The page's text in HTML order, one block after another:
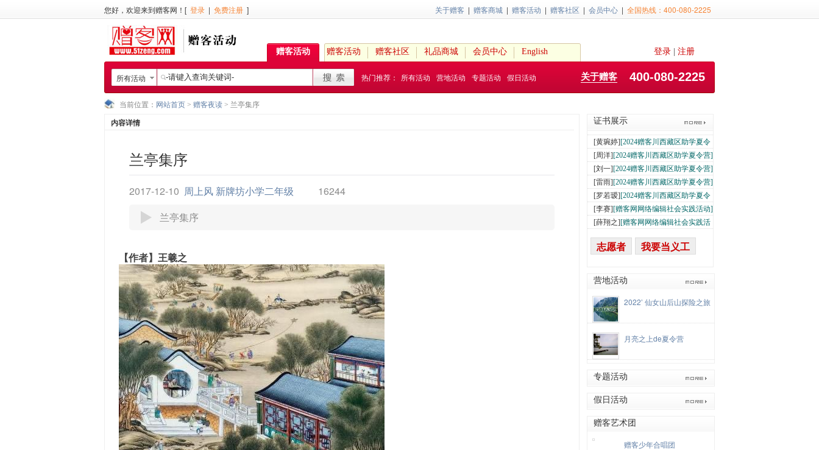
您好，欢迎来到赠客网！[ 登录 | 免费注册 ] 关于赠客 | 赠客商城 | 赠客活动 | 赠客社区 | 会员中心 | 全国热线：400-080-2225
赠客活动 赠客活动 赠客社区 礼品商城 会员中心 English 登录 注册
所有活动 热门推荐： 所有活动 营地活动 专题活动 假日活动 关于赠客 400-080-2225
当前位置： 网站首页 > 赠客夜读 > 兰亭集序
内容详情
兰亭集序
2017-12-10 周上风 新牌坊小学二年级
16244
兰亭集序
【作者】王羲之
证书展示
动] 02-02
[陶一铭]
[赠客网网络编辑社会实践活
[赠客网网络编辑社会实践活动]
营] 07-16
[王蔺之]
[2024赠客川西藏区助学夏令
营] 07-16
[简子钧][2024赠客川西藏区助学夏令
营] 07-16
[黄琬媛][2024赠客川西藏区助学夏令
营] 07-16
[黄琬婷][2024赠客川西藏区助学夏令
营] 07-16
[周洋][2024赠客川西藏区助学夏令营]
07-16
[刘一][2024赠客川西藏区助学夏令营]
07-16
[雷雨][2024赠客川西藏区助学夏令营]
07-16
[罗若瑷][2024赠客川西藏区助学夏令
营] 07-16
[李赛][赠客网网络编辑社会实践活动]
02-02
[薛翔之][赠客网网络编辑社会实践活
动] 02-02
[杨嘉琳][赠客网网络编辑社会实践活
动] 02-02
[陈乙欧][赠客网网络编辑社会实践活
动] 02-02
[肖仁宇][赠客网网络编辑社会实践活
动] 02-02
[陶一铭][赠客网网络编辑社会实践活
动] 02-02
[余承骏]
动] 01-18
[李昕瞳]
动] 01-18
[周洋][赠客网网络编辑社会实践活动]
01-18
[杨晨旭]
[2024赠客川西藏区助学夏令
营] 07-16
[王蔺之]
营] 07-16
[钟佳洋][2024赠客川西藏区助学夏令
营] 07-16
[黄琬婷][2024赠客川西藏区助学夏令
营] 07-16
[周洋][2024赠客川西藏区助学夏令营]
07-16
[雷雨]
[2024赠客川西藏区助学夏令营]
志愿者 我要当义工
营地活动
2022’ 仙女山后山探险之旅
月亮之上de夏令营
专题活动
假日活动
赠客艺术团
赠客少年合唱团